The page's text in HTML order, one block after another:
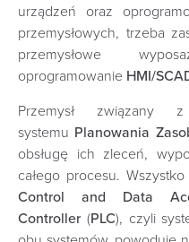
urządzeń oraz
przemysłowych, trzeba
przemysłowe
oprogramowanie HMI/
Przemysł
systemu Planowania
obsługę ich zleceń,
całego procesu.
Control and Data
Controller (PLC), czyli